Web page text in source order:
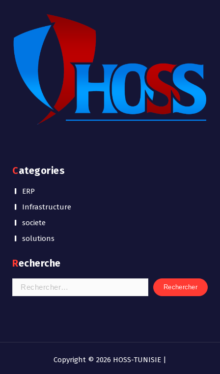
Categories
ERP
Infrastructure
societe
solutions
Recherche
Copyright © 2026 HOSS-TUNISIE |